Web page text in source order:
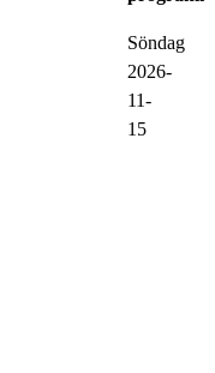
Söndag
2026-
11-
15